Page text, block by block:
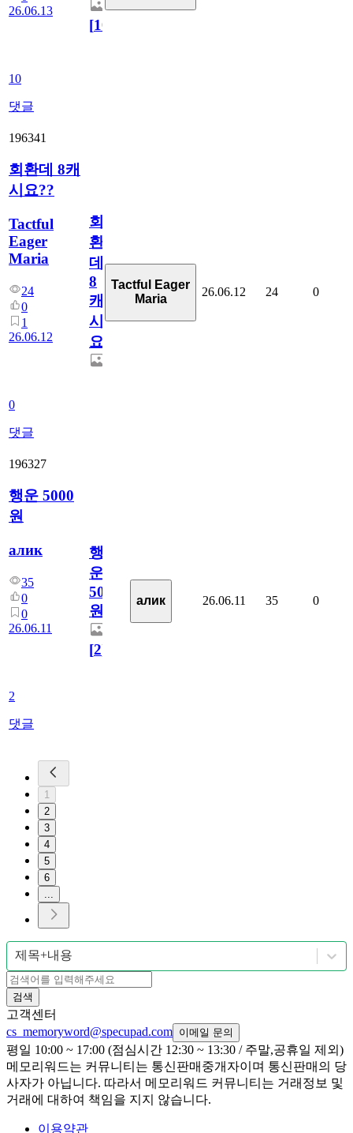
26.06.13
10
댓글
[10
196341
회환데 8캐
시요??
Tactful
Eager
Maria
24
0
1
26.06.12
0
댓글
회
환
데
8
캐
시
요??
Tactful Eager
Maria
26.06.12 24 0
196327
행운 5000
원
алик
35
0
0
26.06.11
2
댓글
행
운
5000
원
[2]
алик 26.06.11 35 0
1
2
3
4
5
6
제목+내용
검색
고객센터
cs_memoryword@specupad.com 이메일 문의
평일 10:00 ~ 17:00 (점심시간 12:30 ~ 13:30 / 주말,공휴일 제외)
메모리워드는 커뮤니티는 통신판매중개자이며 통신판매의 당
사자가 아닙니다. 따라서 메모리워드 커뮤니티는 거래정보 및
거래에 대하여 책임을 지지 않습니다.
이용약관